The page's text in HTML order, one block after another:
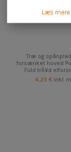
Træ og
forsænket hoved
Fuld trÃ¥d
4,25 € inkl.
Læs